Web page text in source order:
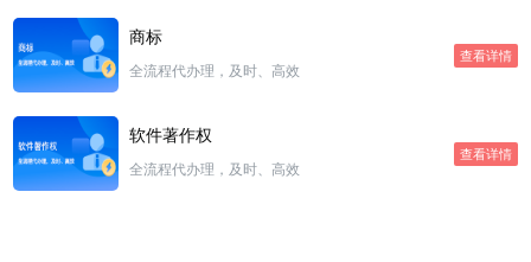
商标
全流程代办理，及时、高效
查看详情
软件著作权
全流程代办理，及时、高效
查看详情